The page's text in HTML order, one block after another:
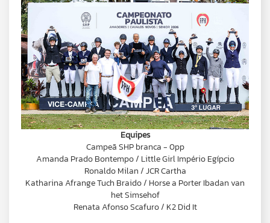
Equipes
Campeã SHP branca - 0pp
Amanda Prado Bontempo / Little Girl Império Egípcio
Ronaldo Milan / JCR Cartha
Katharina Afrange Tuch Braido / Horse a Porter Ibadan van
het Simsehof
Renata Afonso Scafuro / K2 Did It